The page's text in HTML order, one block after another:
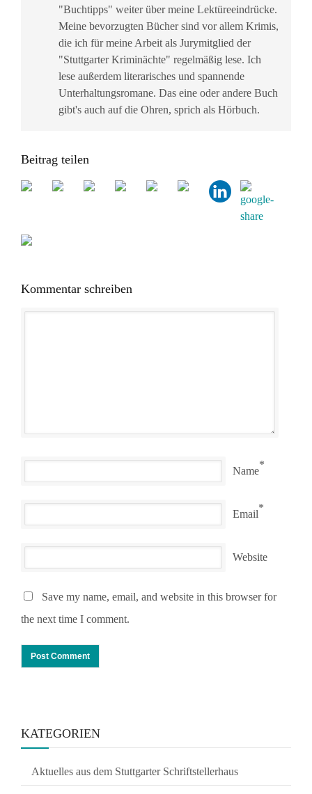
"Buchtipps" weiter über meine Lektüreeindrücke.
Meine bevorzugten Bücher sind vor allem Krimis,
die ich für meine Arbeit als Jurymitglied der
"Stuttgarter Kriminächte" regelmäßig lese. Ich
lese außerdem literarisches und spannende
Unterhaltungsromane. Das eine oder andere Buch
gibt's auch auf die Ohren, sprich als Hörbuch.
Beitrag teilen
Kommentar schreiben
Name
*
Email
*
Website
Save my name, email, and website in this browser for
the next time I comment.
KATEGORIEN
Aktuelles aus dem Stuttgarter Schriftstellerhaus